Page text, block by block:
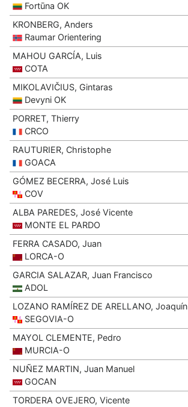
Fortūna OK
KRONBERG, Anders
Raumar Orientering
MAHOU GARCÍA, Luis
COTA
MIKOLAVIČIUS, Gintaras
Devyni OK
PORRET, Thierry
CRCO
RAUTURIER, Christophe
GOACA
GÓMEZ BECERRA, José Luis
COV
ALBA PAREDES, José Vicente
MONTE EL PARDO
FERRA CASADO, Juan
LORCA-O
GARCIA SALAZAR, Juan Francisco
ADOL
LOZANO RAMÍREZ DE ARELLANO, Joaquín
SEGOVIA-O
MAYOL CLEMENTE, Pedro
MURCIA-O
NUÑEZ MARTIN, Juan Manuel
GOCAN
TORDERA OVEJERO, Vicente